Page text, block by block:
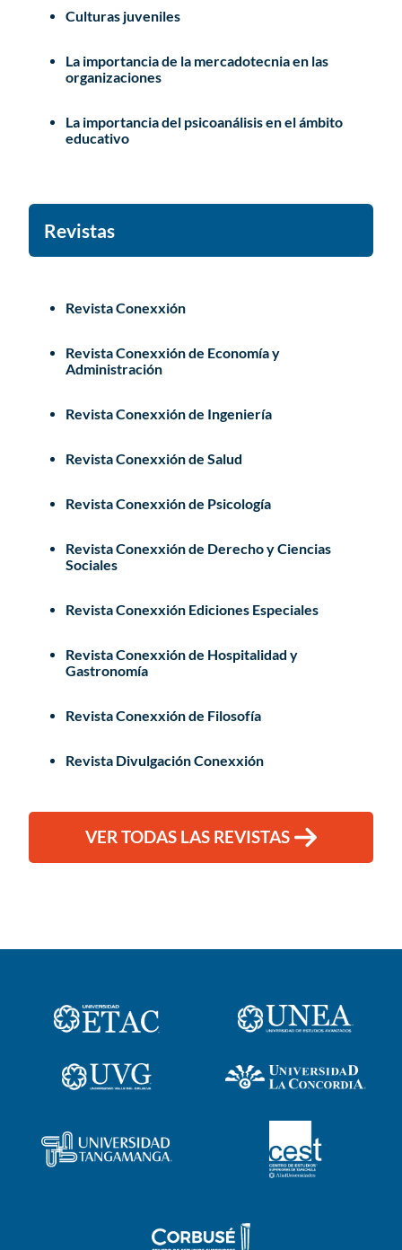
Culturas juveniles
La importancia de la mercadotecnia en las
organizaciones
La importancia del psicoanálisis en el ámbito
educativo
Revistas
Revista Conexxión
Revista Conexxión de Economía y
Administración
Revista Conexxión de Ingeniería
Revista Conexxión de Salud
Revista Conexxión de Psicología
Revista Conexxión de Derecho y Ciencias
Sociales
Revista Conexxión Ediciones Especiales
Revista Conexxión de Hospitalidad y
Gastronomía
Revista Conexxión de Filosofía
Revista Divulgación Conexxión
VER TODAS LAS REVISTAS